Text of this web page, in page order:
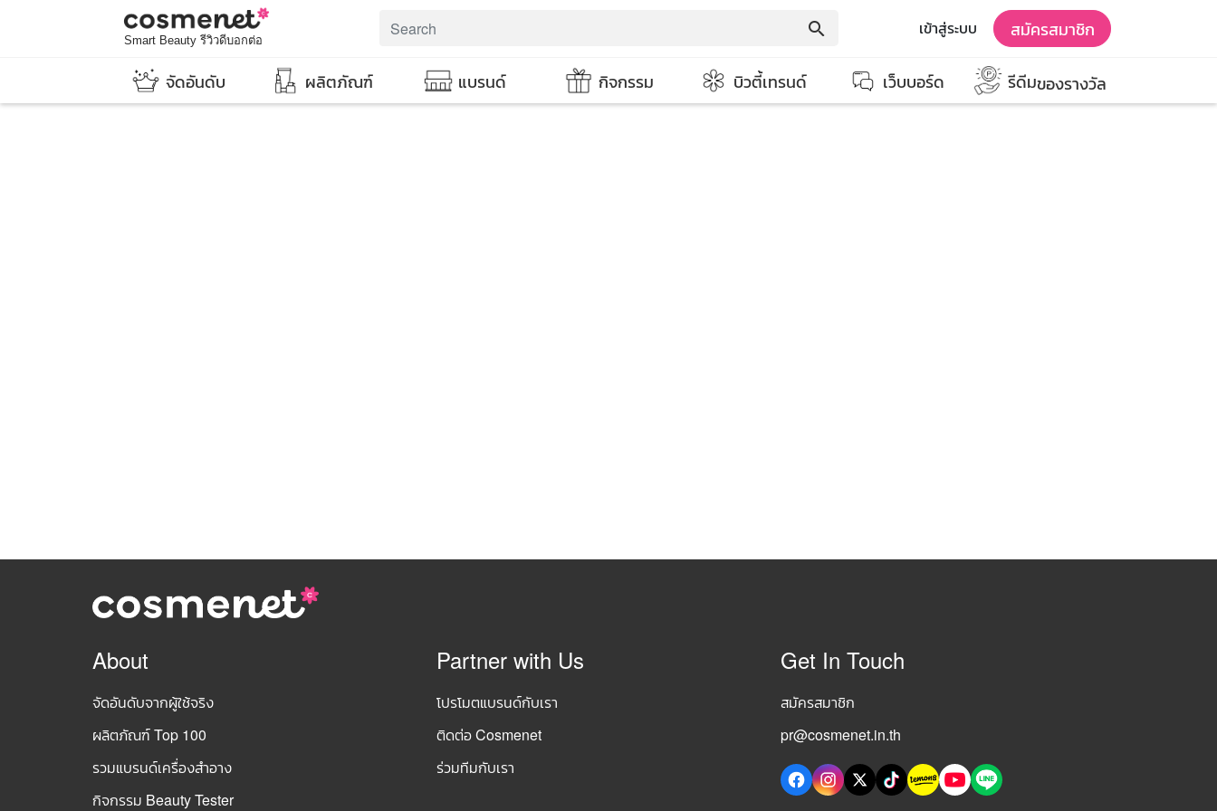
Smart Beauty รีวิวดีบอกต่อ
search เข้าสู่ระบบ สมัครสมาชิก
จัดอันดับ ผลิตภัณฑ์ แบรนด์ กิจกรรม บิวตี้เทรนด์ เว็บบอร์ด รีดีมของรางวัล
About
จัดอันดับจากผู้ใช้จริง
ผลิตภัณฑ์ Top 100
รวมแบรนด์เครื่องสำอาง
กิจกรรม Beauty Tester
Partner with Us
โปรโมตแบรนด์กับเรา
ติดต่อ Cosmenet
ร่วมทีมกับเรา
Get In Touch
สมัครสมาชิก
pr@cosmenet.in.th